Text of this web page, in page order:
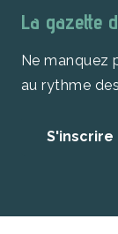
La gazette
Ne manquez
au rythme
S'inscrire